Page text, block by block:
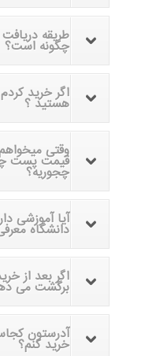
طریقه
چگونه است؟
اگر خرید
هستید ؟
وقتی
قیمت پست
چجوریه؟
آیا آموزشی
دانشگاه
اگر بعد از
برگشت می
آدرستون
خرید کنم؟